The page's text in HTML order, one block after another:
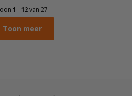
1 -12van 27
Toon meer